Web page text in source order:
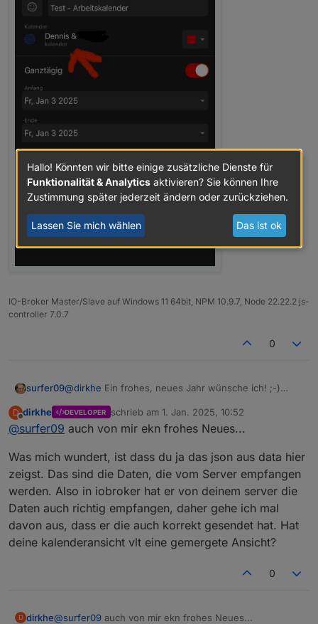
IO-Broker Master/Slave auf Windows 11 64bit, NPM 10.9.7, Node 22.22.2 js-
controller 7.0.7
0
surfer09@dirkhe Ein frohes, neues Jahr wünsche ich! ;-)
Habe jetzt einen weiteren Kalender "Arbeit"
hinzugefügt und auch ein neues Event mit diesem
Ich würde somit davon ausgehen, dass dieses neue
Event "TEST-Arbeitskalender" auch wirklich in den
Arbeitskalender eingetragen wird. Das ist aber nicht
der Fall. Der Termin landet im Kalender "Dennis &"
D
Offline
dirkhe DEVELOPER schrieb am 1. Jan. 2025, 10:52
zuletzt editiert von
@surfer09 auch von mir ekn frohes Neues...
Was mich wundert, ist dass du ja das json aus data hier
zeigst. Das sind die Daten, die vom Server empfangen
werden. Also in iobroker hat er von deinem server die
Daten auch richtig empfangen, daher gehe ich mal
davon aus, dass er die auch korrekt gesendet hat. Hat
deine kalenderansicht vlt eine gemergete Ansicht?
0
D dirkhe@surfer09 auch von mir ekn frohes Neues...
Hallo! Könnten wir bitte einige zusätzliche Dienste für
Funktionalität & Analytics aktivieren? Sie können Ihre
Zustimmung später jederzeit ändern oder zurückziehen.
Lassen Sie mich wählen Das ist ok